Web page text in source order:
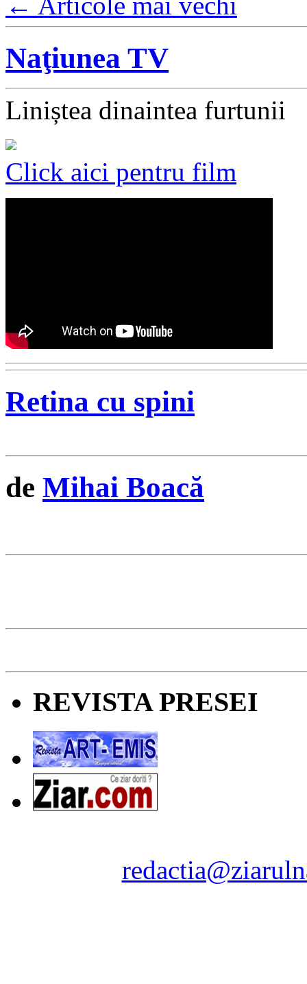
Naţiunea TV
Liniștea dinaintea furtunii
Click aici pentru film
Retina cu spini
de Mihai Boacă
REVISTA PRESEI